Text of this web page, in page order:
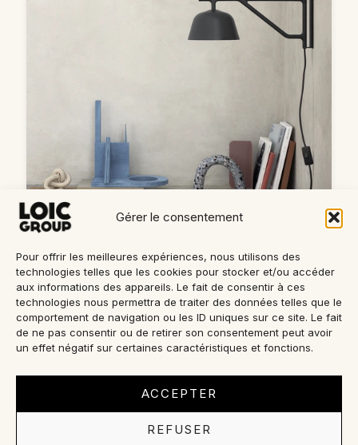
Gérer le consentement
Pour offrir les meilleures expériences, nous utilisons des
technologies telles que les cookies pour stocker et/ou accéder
aux informations des appareils. Le fait de consentir à ces
technologies nous permettra de traiter des données telles que le
comportement de navigation ou les ID uniques sur ce site. Le fait
de ne pas consentir ou de retirer son consentement peut avoir
un effet négatif sur certaines caractéristiques et fonctions.
ACCEPTER
REFUSER
muuto
Mentions Légales
Politique de Confidentialité
Conditions générale d'utilisation